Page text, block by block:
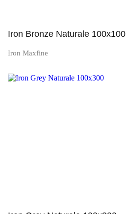
Iron Bronze Naturale 100x100
Iron Maxfine